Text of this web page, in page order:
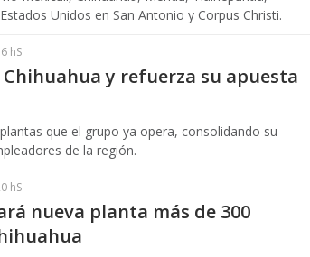
Unidos en San Antonio y Corpus Christi.
hS
y refuerza su apuesta
que el grupo ya opera, consolidando su
de la región.
hS
nueva planta más de 300